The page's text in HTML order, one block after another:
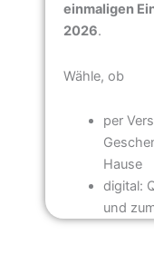
einmaligen
2026.
Wähle, ob
per
Hause
digital:
und